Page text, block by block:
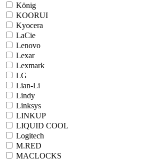
König
KOORUI
Kyocera
LaCie
Lenovo
Lexar
Lexmark
LG
Lian-Li
Lindy
Linksys
LINKUP
LIQUID COOL
Logitech
M.RED
MACLOCKS